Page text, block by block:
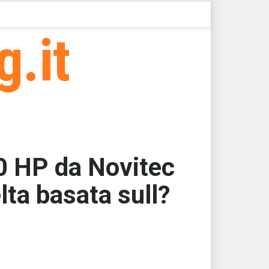
HP da Novitec
basata sull?